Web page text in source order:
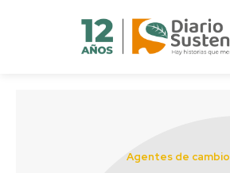
Agentes de cambio